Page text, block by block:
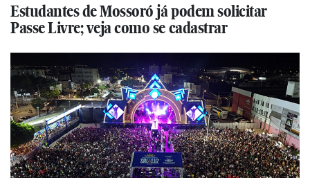
Estudantes de Mossoró já podem solicitar
Passe Livre; veja como se cadastrar